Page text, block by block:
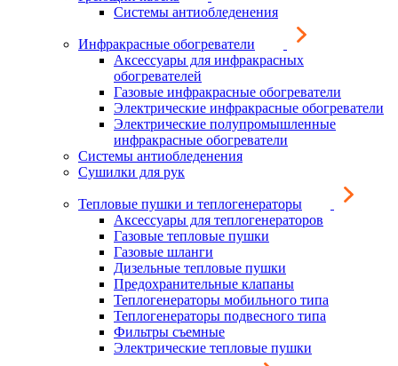
Системы антиобледенения
Инфракрасные обогреватели
Аксессуары для инфракрасных
обогревателей
Газовые инфракрасные обогреватели
Электрические инфракрасные обогреватели
Электрические полупромышленные
инфракрасные обогреватели
Системы антиобледенения
Сушилки для рук
Тепловые пушки и теплогенераторы
Аксессуары для теплогенераторов
Газовые тепловые пушки
Газовые шланги
Дизельные тепловые пушки
Предохранительные клапаны
Теплогенераторы мобильного типа
Теплогенераторы подвесного типа
Фильтры съемные
Электрические тепловые пушки